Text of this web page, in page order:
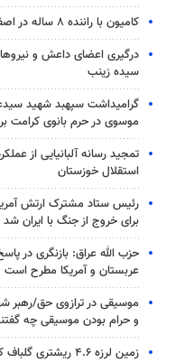
کامیون با راننده ۸ ساله در اصفهان توقیف شد
درگیری اعضای داعش و
سیده زینب
گرامیداشت سپهبد شهید
موسوی در حرم بانوی کرامت
تمجید رسانه آلبانیایی از
استقلال خوزستان
رئیس ستاد مشترک ارتش
برای خروج از جنگ با ایران شد
حزب الله عراق: بازنگری در
عربستان و آمریکا مطرح است
موسیقی در ترازوی حق/رهبر
و حرام بودن موسیقی چه
زمین لرزه ۴.۶ ریشتری گلباف کرمان را لرزاند